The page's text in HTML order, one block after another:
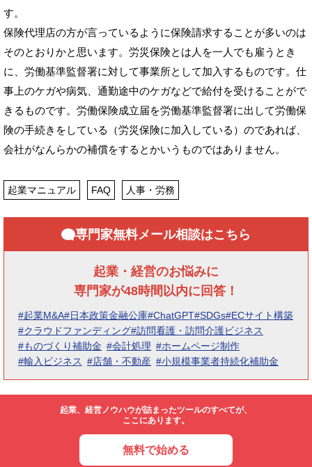
す。
保険代理店の方が言っているように保険請求することが多いのは
そのとおりかと思います。労災保険とは人を一人でも雇うとき
に、労働基準監督署に対して事業所として加入するものです。仕
事上のケガや病気、通勤途中のケガなどで給付を受けることがで
きるものです。労働保険成立届を労働基準監督署に出して労働保
険の手続きをしている（労災保険に加入している）のであれば、
会社がなんらかの補償をするとかいうものではありません。
起業マニュアル FAQ 人事・労務
専門家無料メール相談はこちら
起業・経営のお悩みに
専門家が48時間以内に回答！
#起業M&A#日本政策金融公庫#ChatGPT#SDGs#ECサイト構築
#クラウドファンディング#訪問看護・訪問介護ビジネス
#ものづくり補助金 #会計処理 #ホームページ制作
#輸入ビジネス #店舗・不動産 #小規模事業者持続化補助金
起業、経営ノウハウが詰まったツールのすべてが、
ここにあります。
無料で始める